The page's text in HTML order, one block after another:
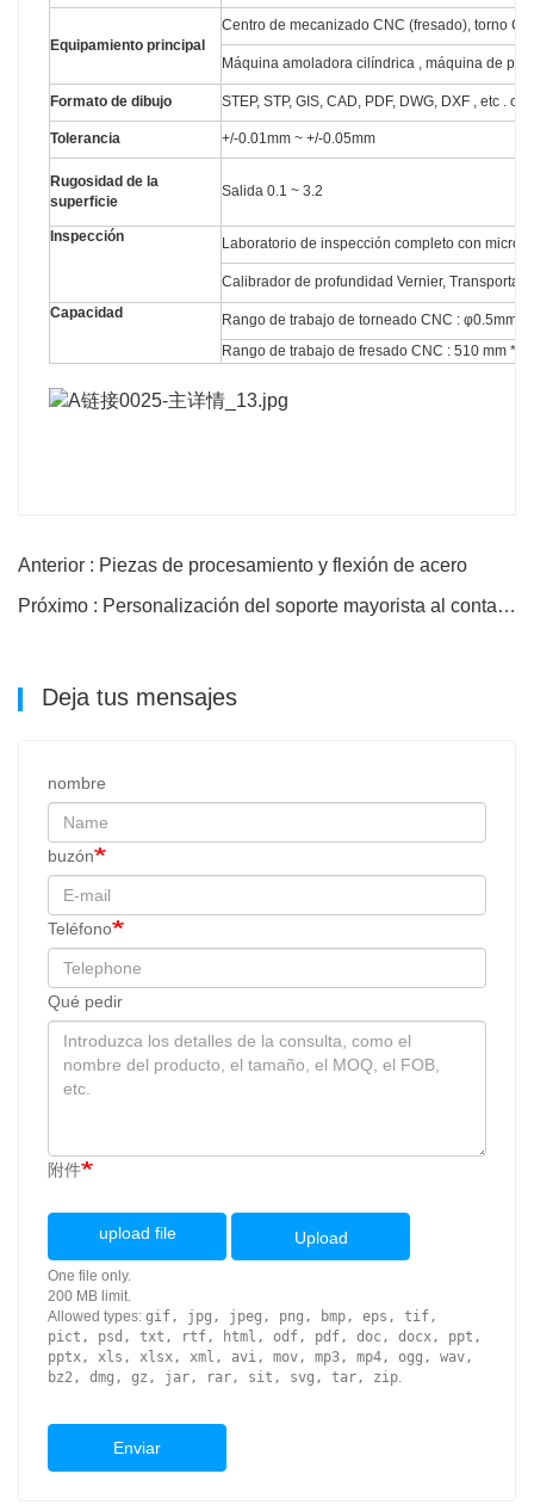
Equipamiento principal
Centro de mecanizado CNC (fresado), torno
Máquina amoladora cilíndrica , máquina de
Formato de dibujo STEP, STP, GIS, CAD, PDF, DWG, DXF , etc . o
Tolerancia +/-0.01mm ~ +/-0.05mm
Rugosidad de la
superficie
Salida 0.1 ~ 3.2
Inspección Laboratorio de inspección completo con
Calibrador de profundidad Vernier,
Capacidad
Rango de trabajo de torneado CNC : φ0.5mm-
Rango de trabajo de fresado CNC : 510 mm *
Anterior : Piezas de procesamiento y flexión de acero
Próximo : Personalización del soporte mayorista al contado de procesamiento de acero
Deja tus mensajes
nombre
buzón
Teléfono
Qué pedir
附件
upload file Upload
One file only.
200 MB limit.
Allowed types: gif, jpg, jpeg, png, bmp, eps, tif,
pict, psd, txt, rtf, html, odf, pdf, doc, docx, ppt,
pptx, xls, xlsx, xml, avi, mov, mp3, mp4, ogg, wav,
bz2, dmg, gz, jar, rar, sit, svg, tar, zip.
Enviar